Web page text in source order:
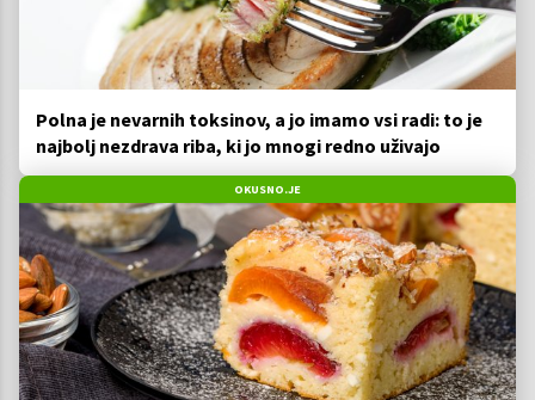
Polna je nevarnih toksinov, a jo imamo vsi radi: to je
najbolj nezdrava riba, ki jo mnogi redno uživajo
OKUSNO.JE